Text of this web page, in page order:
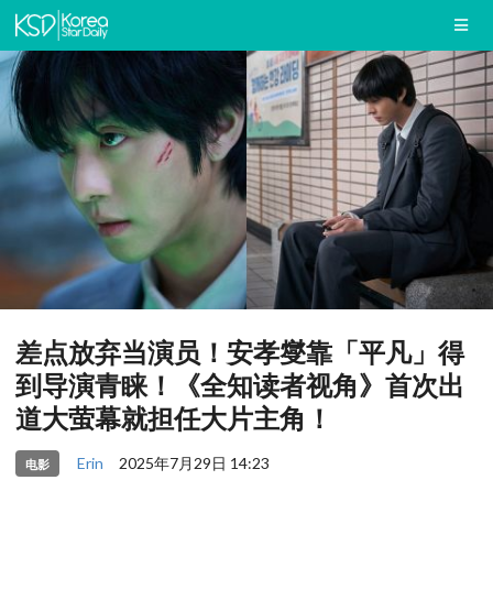
差点放弃当演员！安孝燮靠「平凡」得
到导演青睐！《全知读者视角》首次出
道大萤幕就担任大片主角！
电影 Erin 2025年7月29日 14:23